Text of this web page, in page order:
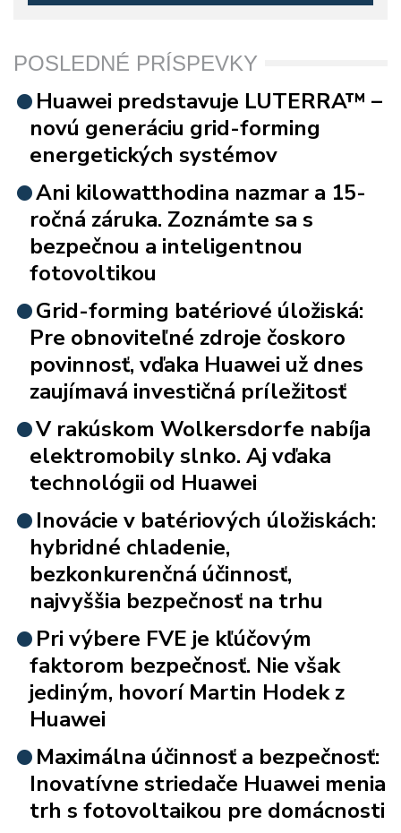
POSLEDNÉ PRÍSPEVKY
Huawei predstavuje LUTERRA™ –
novú generáciu grid-forming
energetických systémov
Ani kilowatthodina nazmar a 15-
ročná záruka. Zoznámte sa s
bezpečnou a inteligentnou
fotovoltikou
Grid-forming batériové úložiská:
Pre obnoviteľné zdroje čoskoro
povinnosť, vďaka Huawei už dnes
zaujímavá investičná príležitosť
V rakúskom Wolkersdorfe nabíja
elektromobily slnko. Aj vďaka
technológii od Huawei
Inovácie v batériových úložiskách:
hybridné chladenie,
bezkonkurenčná účinnosť,
najvyššia bezpečnosť na trhu
Pri výbere FVE je kľúčovým
faktorom bezpečnosť. Nie však
jediným, hovorí Martin Hodek z
Huawei
Maximálna účinnosť a bezpečnosť:
Inovatívne striedače Huawei menia
trh s fotovoltaikou pre domácnosti